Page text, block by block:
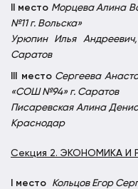
место Морцева Алина
№11 г. Вольска»
Урюпин Илья
Саратов
место Сергеева
«СОШ №94» г. Саратов
Писаревская Алина
Краснодар
Секция 2. ЭКОНОМИКА И
место
Кольцов Егор